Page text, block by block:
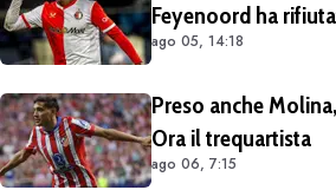
Feyenoord ha
milioni di euro più 4
ago 05, 14:18
Preso anche
Ora il trequartista
ago 06, 7:15